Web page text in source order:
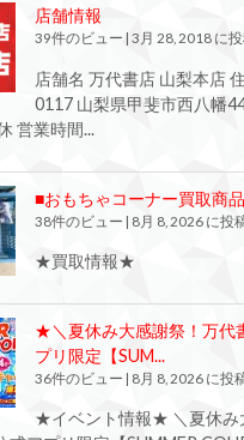
店舗情報
39件のビュー 3月 28, 2018 に
店舗名 万代書店 山梨本店
0117 山梨県甲斐市西八幡
営業時間...
■おもちゃコーナー買取商
38件のビュー | 8月 8, 2026 に投
★買取情報★
★＼夏休み大感謝祭！万代
プリ限定【SUM...
36件のビュー | 8月 8, 2026 に投
★イベント情報★ ＼夏休み